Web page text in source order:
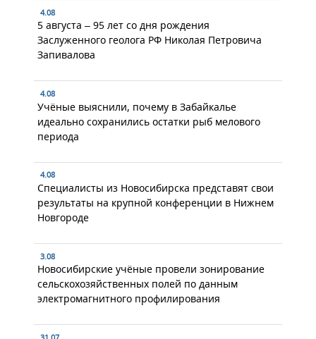
4.08
5 августа – 95 лет со дня рождения
Заслуженного геолога РФ Николая Петровича
Запивалова
4.08
Учёные выяснили, почему в Забайкалье
идеально сохранились остатки рыб мелового
периода
4.08
Специалисты из Новосибирска представят свои
результаты на крупной конференции в Нижнем
Новгороде
3.08
Новосибирские учёные провели зонирование
сельскохозяйственных полей по данным
электромагнитного профилирования